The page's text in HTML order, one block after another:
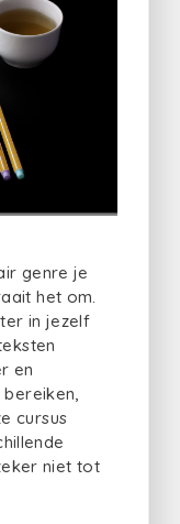
genre je
het om.
in jezelf
en
cursus
niet tot